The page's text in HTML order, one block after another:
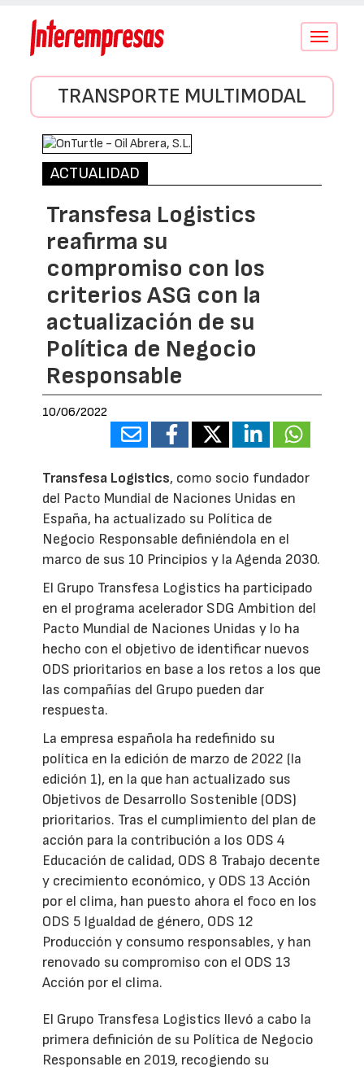
Conmutar
TRANSPORTE MULTIMODAL
ACTUALIDAD
Transfesa Logistics
reafirma su
compromiso con los
criterios ASG con la
actualización de su
Política de Negocio
Responsable
10/06/2022
Transfesa Logistics, como socio fundador
del Pacto Mundial de Naciones Unidas en
España, ha actualizado su Política de
Negocio Responsable definiéndola en el
marco de sus 10 Principios y la Agenda 2030.
El Grupo Transfesa Logistics ha participado
en el programa acelerador SDG Ambition del
Pacto Mundial de Naciones Unidas y lo ha
hecho con el objetivo de identificar nuevos
ODS prioritarios en base a los retos a los que
las compañías del Grupo pueden dar
respuesta.
La empresa española ha redefinido su
política en la edición de marzo de 2022 (la
edición 1), en la que han actualizado sus
Objetivos de Desarrollo Sostenible (ODS)
prioritarios. Tras el cumplimiento del plan de
acción para la contribución a los ODS 4
Educación de calidad, ODS 8 Trabajo decente
y crecimiento económico, y ODS 13 Acción
por el clima, han puesto ahora el foco en los
ODS 5 Igualdad de género, ODS 12
Producción y consumo responsables, y han
renovado su compromiso con el ODS 13
Acción por el clima.
El Grupo Transfesa Logistics llevó a cabo la
primera definición de su Política de Negocio
Responsable en 2019, recogiendo su